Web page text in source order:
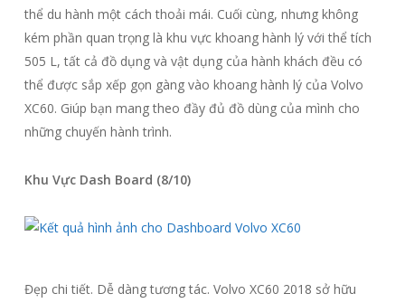
thể du hành một cách thoải mái. Cuối cùng, nhưng không
kém phần quan trọng là khu vực khoang hành lý với thể tích
505 L, tất cả đồ dụng và vật dụng của hành khách đều có
thể được sắp xếp gọn gàng vào khoang hành lý của Volvo
XC60. Giúp bạn mang theo đầy đủ đồ dùng của mình cho
những chuyến hành trình.
Khu Vực Dash Board (8/10)
Đẹp chi tiết. Dễ dàng tương tác. Volvo XC60 2018 sở hữu